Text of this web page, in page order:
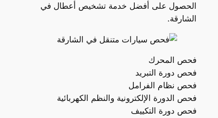
الحصول على أفضل خدمة تشخيص أعطال في
الشارقة.
فحص المحرك
فحص دورة التبريد
فحص نظام الفرامل
فحص الدورة الإلكترونية والنظم الكهربائية
فحص دورة التكييف